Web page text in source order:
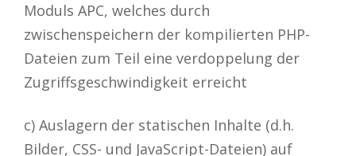
Moduls APC, welches durch
zwischenspeichern der kompilierten PHP-
Dateien zum Teil eine verdoppelung der
Zugriffsgeschwindigkeit erreicht
c) Auslagern der statischen Inhalte (d.h.
Bilder, CSS- und JavaScript-Dateien) auf